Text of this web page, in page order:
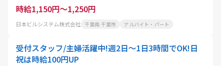
時給1,150円～1,250円
日本ビルシステム株式会社 千葉県 千葉市 アルバイト・パート
受付スタッフ/主婦活躍中!週2日～1日3時間でOK!日
祝は時給100円UP